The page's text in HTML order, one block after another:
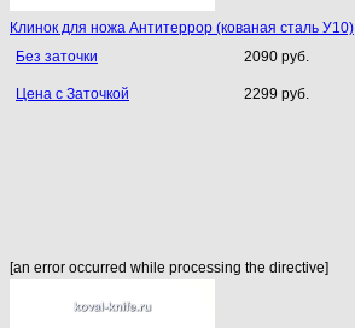
Клинок для ножа Антитеррор (кованая сталь У10)
Без заточки
2090 руб.
Цена с Заточкой 2299 руб.
[an error occurred while processing the directive]